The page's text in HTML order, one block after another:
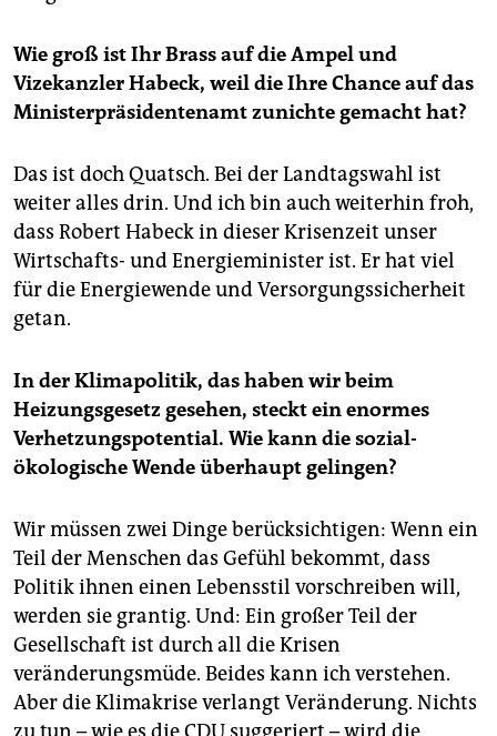
Wie groß ist Ihr Brass auf die Ampel und
Vizekanzler Habeck, weil die Ihre Chance auf das
Ministerpräsidentenamt zunichte gemacht hat?
Das ist doch Quatsch. Bei der Landtagswahl ist
weiter alles drin. Und ich bin auch weiterhin froh,
dass Robert Habeck in dieser Krisenzeit unser
Wirtschafts- und Energieminister ist. Er hat viel
für die Energiewende und Versorgungssicherheit
getan.
In der Klimapolitik, das haben wir beim
Heizungsgesetz gesehen, steckt ein enormes
Verhetzungspotential. Wie kann die sozial-
ökologische Wende überhaupt gelingen?
Wir müssen zwei Dinge berücksichtigen: Wenn ein
Teil der Menschen das Gefühl bekommt, dass
Politik ihnen einen Lebensstil vorschreiben will,
werden sie grantig. Und: Ein großer Teil der
Gesellschaft ist durch all die Krisen
veränderungsmüde. Beides kann ich verstehen.
Aber die Klimakrise verlangt Veränderung. Nichts